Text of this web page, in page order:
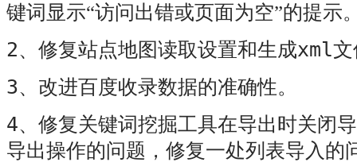
键词显示“访问出错或页面为空”的提示
2、修复站点地图读取设置和生成xml
3、改进百度收录数据的准确性。
4、修复关键词挖掘工具在导出时关闭
导出操作的问题，修复一处列表导入的